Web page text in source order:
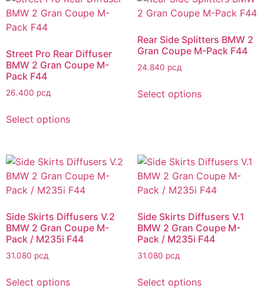
Street Pro Rear Diffuser
BMW 2 Gran Coupe M-
Pack F44
26.400 рсд
Select options
Rear Side Splitters BMW 2
Gran Coupe M-Pack F44
24.840 рсд
Select options
Side Skirts Diffusers V.2
BMW 2 Gran Coupe M-
Pack / M235i F44
31.080 рсд
Select options
Side Skirts Diffusers V.1
BMW 2 Gran Coupe M-
Pack / M235i F44
31.080 рсд
Select options